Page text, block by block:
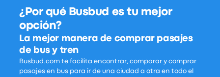
¿Por qué Busbud es tu mejor
opción?
La mejor manera de comprar pasajes
de bus y tren
Busbud.com te facilita encontrar, comparar y comprar
pasajes en bus para ir de una ciudad a otra en todo el